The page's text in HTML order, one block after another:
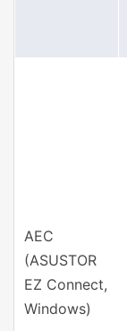
AEC
(ASUSTOR
EZ Connect,
Windows)